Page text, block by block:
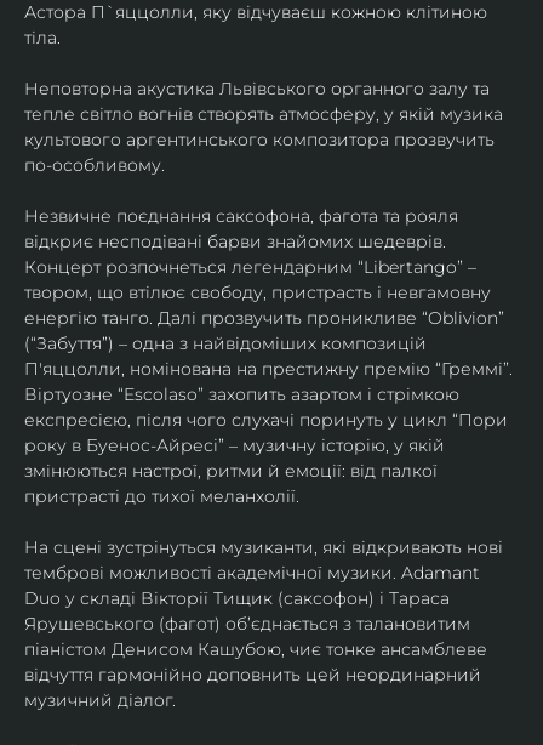
Астора П`яццолли, яку відчуваєш кожною клітиною
тіла.
Неповторна акустика Львівського органного залу та
тепле світло вогнів створять атмосферу, у якій музика
культового аргентинського композитора прозвучить
по-особливому.
Незвичне поєднання саксофона, фагота та рояля
відкриє несподівані барви знайомих шедеврів.
Концерт розпочнеться легендарним “Libertango” –
твором, що втілює свободу, пристрасть і невгамовну
енергію танго. Далі прозвучить проникливе “Oblivion”
(“Забуття”) – одна з найвідоміших композицій
П'яццолли, номінована на престижну премію “Греммі”.
Віртуозне “Escolaso” захопить азартом і стрімкою
експресією, після чого слухачі поринуть у цикл “Пори
року в Буенос-Айресі” – музичну історію, у якій
змінюються настрої, ритми й емоції: від палкої
пристрасті до тихої меланхолії.
На сцені зустрінуться музиканти, які відкривають нові
темброві можливості академічної музики. Adamant
Duo у складі Вікторії Тищик (саксофон) і Тараса
Ярушевського (фагот) об’єднається з талановитим
піаністом Денисом Кашубою, чиє тонке ансамблеве
відчуття гармонійно доповнить цей неординарний
музичний діалог.